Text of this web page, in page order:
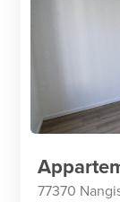
77370